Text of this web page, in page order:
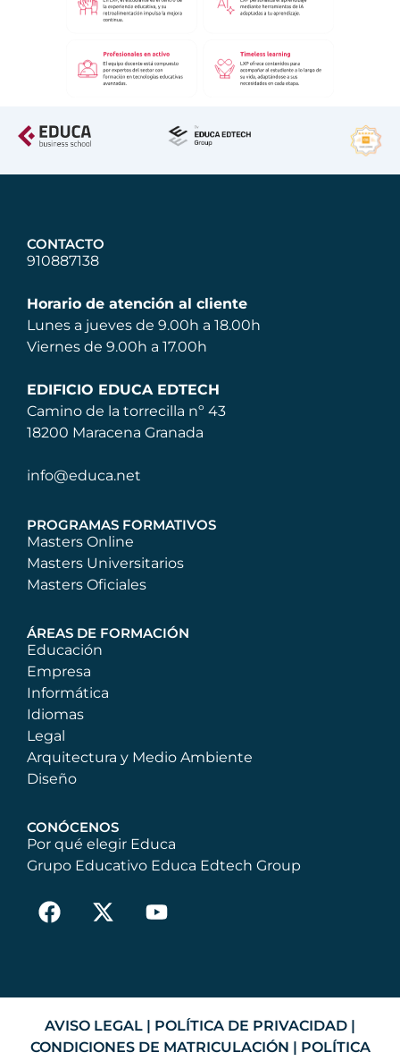
CONTACTO
910887138
Horario de atención al cliente
Lunes a jueves de 9.00h a 18.00h
Viernes de 9.00h a 17.00h
EDIFICIO EDUCA EDTECH
Camino de la torrecilla nº 43
18200 Maracena Granada
info@educa.net
PROGRAMAS FORMATIVOS
Masters Online
Masters Universitarios
Masters Oficiales
ÁREAS DE FORMACIÓN
Educación
Empresa
Informática
Idiomas
Legal
Arquitectura y Medio Ambiente
Diseño
CONÓCENOS
Por qué elegir Educa
Grupo Educativo Educa Edtech Group
AVISO LEGAL | POLÍTICA DE PRIVACIDAD |
CONDICIONES DE MATRICULACIÓN | POLÍTICA